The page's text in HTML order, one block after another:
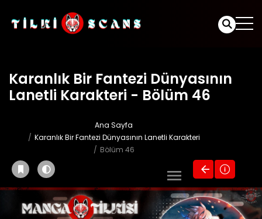
Karanlık Bir Fantezi Dünyasının
Lanetli Karakteri - Bölüm 46
Ana Sayfa
Karanlık Bir Fantezi Dünyasının Lanetli Karakteri
Bölüm 46